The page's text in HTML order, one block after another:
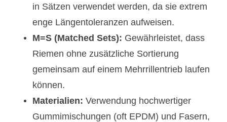
in Sätzen verwendet werden, da sie extrem
enge Längentoleranzen aufweisen.
M=S (Matched Sets): Gewährleistet, dass
Riemen ohne zusätzliche Sortierung
gemeinsam auf einem Mehrrillentrieb laufen
können.
Materialien: Verwendung hochwertiger
Gummimischungen (oft EPDM) und Fasern,